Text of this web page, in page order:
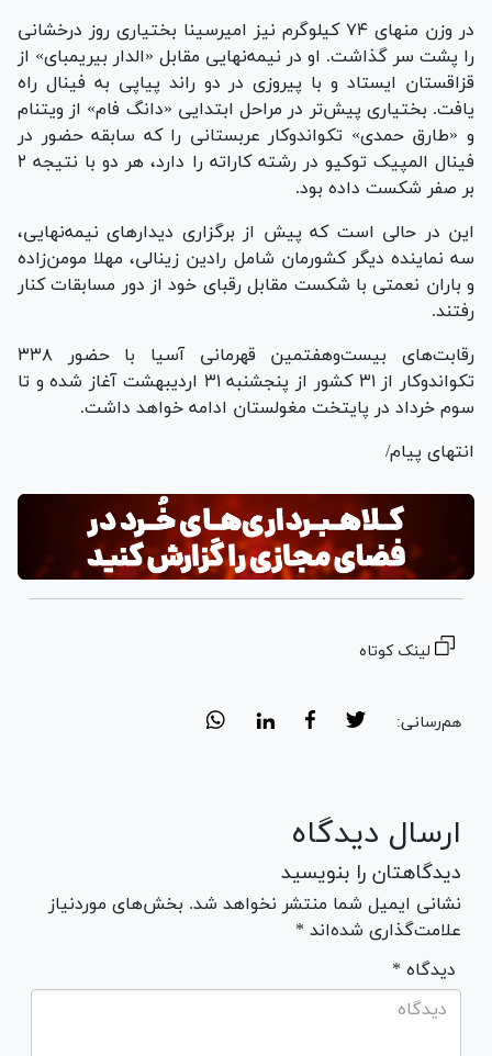
در وزن منهای ۷۴ کیلوگرم نیز امیرسینا بختیاری روز درخشانی
را پشت سر گذاشت. او در نیمه‌نهایی مقابل «الدار بیریمبای» از
قزاقستان ایستاد و با پیروزی در دو راند پیاپی به فینال راه
یافت. بختیاری پیش‌تر در مراحل ابتدایی «دانگ فام» از ویتنام
و «طارق حمدی» تکواندوکار عربستانی را که سابقه حضور در
فینال المپیک توکیو در رشته کاراته را دارد، هر دو با نتیجه ۲
بر صفر شکست داده بود.
این در حالی است که پیش از برگزاری دیدار‌های نیمه‌نهایی،
سه نماینده دیگر کشورمان شامل رادین زینالی، مهلا مومن‌زاده
و باران نعمتی با شکست مقابل رقبای خود از دور مسابقات کنار
رفتند.
رقابت‌های بیست‌وهفتمین قهرمانی آسیا با حضور ۳۳۸
تکواندوکار از ۳۱ کشور از پنجشنبه ۳۱ اردیبهشت آغاز شده و تا
سوم خرداد در پایتخت مغولستان ادامه خواهد داشت.
انتهای پیام/
لینک کوتاه
هم‌رسانی:
ارسال دیدگاه
دیدگاهتان را بنویسید
نشانی ایمیل شما منتشر نخواهد شد. بخش‌های موردنیاز
علامت‌گذاری شده‌اند *
* دیدگاه